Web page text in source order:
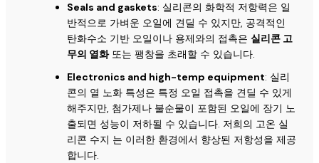
Seals and gaskets: 실리콘의 화학적 저항력은 일
반적으로 가벼운 오일에 견딜 수 있지만, 공격적인
탄화수소 기반 오일이나 용제와의 접촉은 실리콘 고
무의 열화또는 팽창을 초래할 수 있습니다.
Electronics and high-temp equipment: 실리
콘의 열 노화 특성은 특정 오일 접촉을 견딜 수 있게
해주지만, 첨가제나 불순물이 포함된 오일에 장기 노
출되면 성능이 저하될 수 있습니다. 저희의 고온 실
리콘 수지 는 이러한 환경에서 향상된 저항성을 제공
합니다.